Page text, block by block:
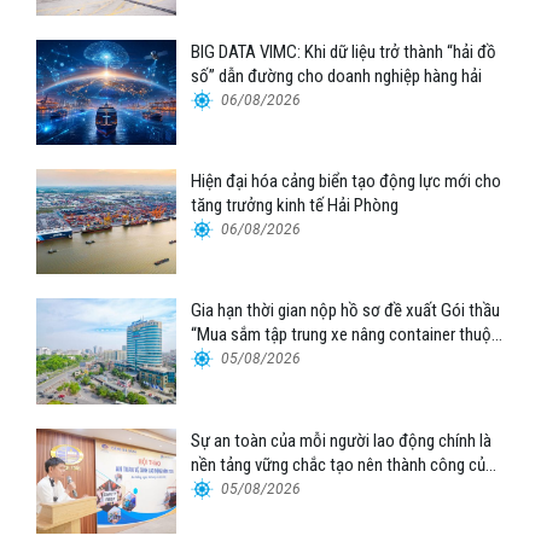
BIG DATA VIMC: Khi dữ liệu trở thành “hải đồ
số” dẫn đường cho doanh nghiệp hàng hải
06/08/2026
Hiện đại hóa cảng biển tạo động lực mới cho
tăng trưởng kinh tế Hải Phòng
06/08/2026
Gia hạn thời gian nộp hồ sơ đề xuất Gói thầu
“Mua sắm tập trung xe nâng container thuộc
Tổng công ty Hàng hải Việt Nam – CTCP”
05/08/2026
Sự an toàn của mỗi người lao động chính là
nền tảng vững chắc tạo nên thành công của
Cảng Đà Nẵng
05/08/2026